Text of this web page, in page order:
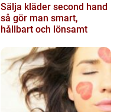
Sälja kläder second hand
så gör man smart,
hållbart och lönsamt